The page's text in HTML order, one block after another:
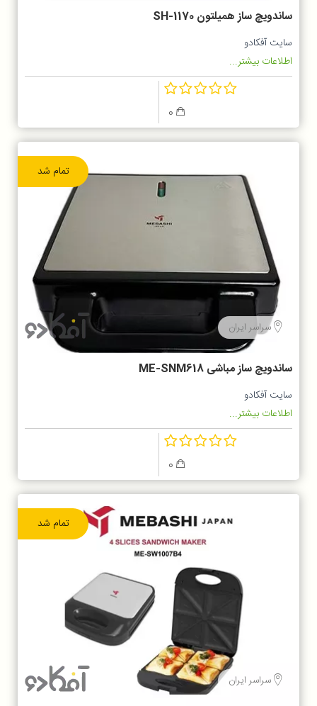
ساندویچ ساز همیلتون SH-1170
سایت آفکادو
اطلاعات بیشتر...
0
تمام شد
سراسر ایران
ساندویچ ساز مباشی ME-SNM618
سایت آفکادو
اطلاعات بیشتر...
0
تمام شد
سراسر ایران